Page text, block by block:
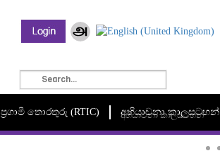
ප්‍රගාමී තොරතුරු (RTIC) අභියාචනා කාලසටහන්
අභියාචනා කාලසටහන්